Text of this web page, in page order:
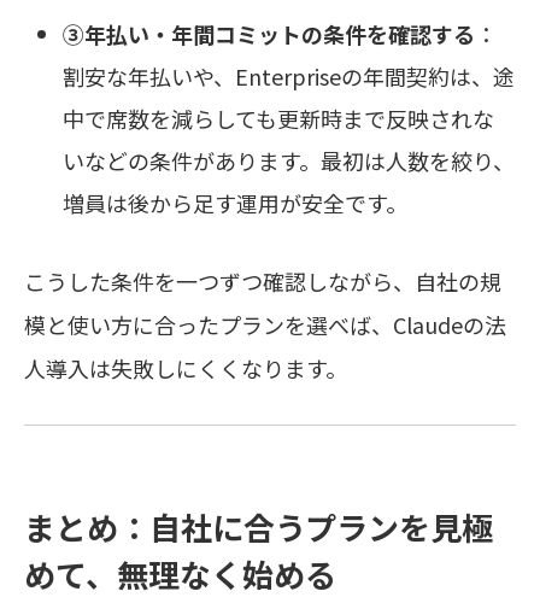
③年払い・年間コミットの条件を確認する ：
割安な年払いや、Enterpriseの年間契約は、途
中で席数を減らしても更新時まで反映されな
いなどの条件があります。最初は人数を絞り、
増員は後から足す運用が安全です。
こうした条件を一つずつ確認しながら、自社の規
模と使い方に合ったプランを選べば、Claudeの法
人導入は失敗しにくくなります。
まとめ：自社に合うプランを見極
めて、無理なく始める